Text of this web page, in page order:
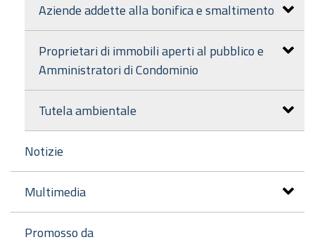
Aziende addette alla bonifica e smaltimento
Proprietari di immobili aperti al pubblico e
Amministratori di Condominio
Tutela ambientale
Notizie
Multimedia
Promosso da